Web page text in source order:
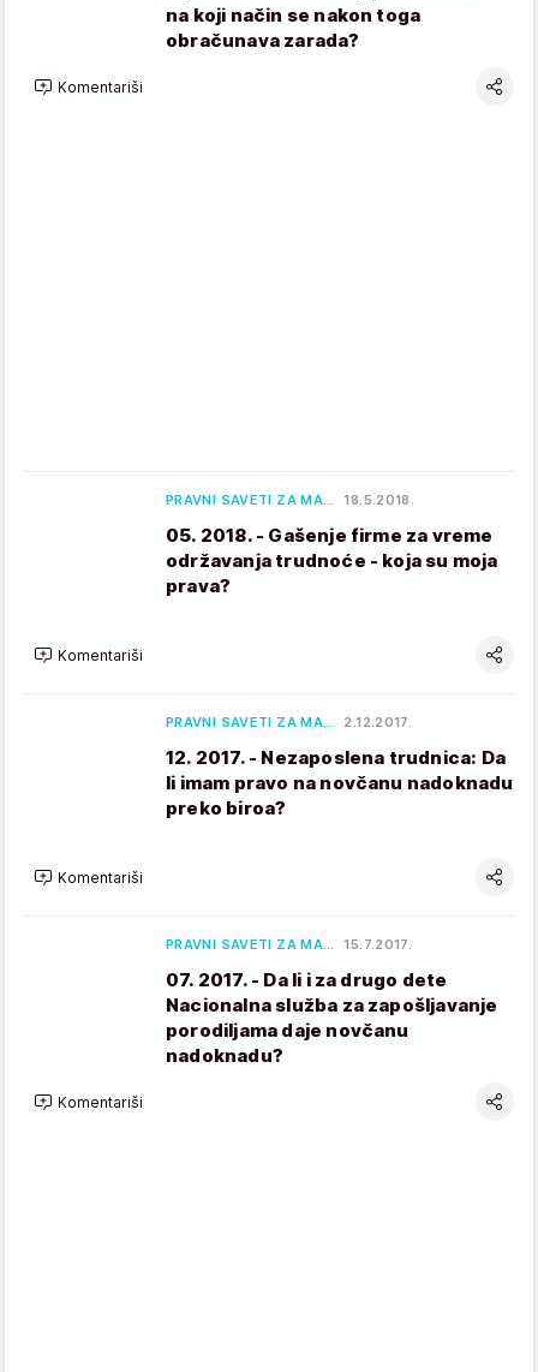
na koji način se nakon toga
obračunava zarada?
Komentariši
PRAVNI SAVETI ZA MA… 18.5.2018.
05. 2018. - Gašenje firme za vreme
održavanja trudnoće - koja su moja
prava?
Komentariši
PRAVNI SAVETI ZA MA… 2.12.2017.
12. 2017. - Nezaposlena trudnica: Da
li imam pravo na novčanu nadoknadu
preko biroa?
Komentariši
PRAVNI SAVETI ZA MA… 15.7.2017.
07. 2017. - Da li i za drugo dete
Nacionalna služba za zapošljavanje
porodiljama daje novčanu
nadoknadu?
Komentariši